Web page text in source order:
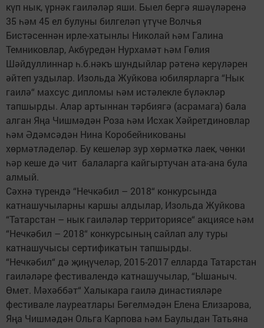
күп нык, үрнәк гаиләләр яши. Быел бергә яшәүләренә
35 һәм 45 ел булуны билгеләп үтүче Волчья
Бистәсеннән ирле-хатынлы Николай һәм Галина
Темниковлар, Акбүредән Нурхамәт һәм Гөлия
Шәйдуллиннар һ.б.нәкъ шундыйлар рәтенә керүләрен
әйтеп уздылар. Изольда Жуйкова юбилярларга “Нык
гаилә“ махсус дипломы һәм истәлекле бүләкләр
тапшырды. Алар артыннан тәрбиягә (асрамага) бала
алган Яңа Чишмәдән Роза һәм Исхак Хәйретдиновлар
һәм Әдәмсәдән Нина Коробейникованы
хөрмәтләделәр. Бу кешеләр зур хөрмәткә лаек, чөнки
һәр кеше дә чит балаларга кайгыртучан ата-ана була
алмый.
Сәхнә түрендә “Нечкәбил – 2018“ конкурсында
катнашучыларны каршы алдылар, Изольда Жуйкова
“Татарстан – нык гаиләләр территориясе“ акциясе һәм
“Нечкәбил – 2018“ конкурсының сайлап алу туры
катнашучысы сертификатын тапшырды.
“Нечкәбил“ дә җиңүчеләр, 2015-2017 елларда Татарстан
гаиләләре фестивалендә катнашучылар, “Ышаныч.
Өмет. Мәхәббәт“ Халыкара гаилә династияләре
фестивале лауреатлары Бөгелмәдән Елена Елизарова,
Яңа Чишмәдән Ольга Карпова һәм Баулыдан Татьяна